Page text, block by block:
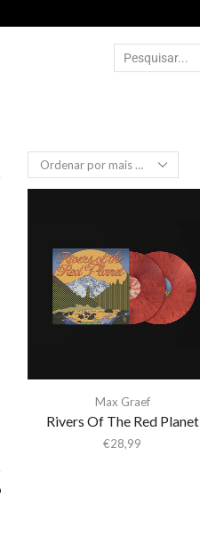
Max Graef
Rivers Of The Red Planet
€28,99